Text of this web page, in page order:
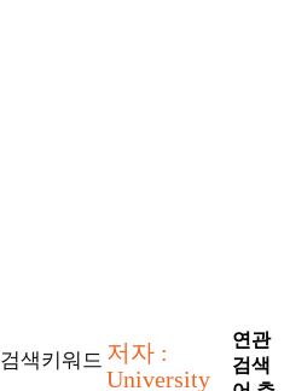
검색키워드 저자 :
University
연관
검색